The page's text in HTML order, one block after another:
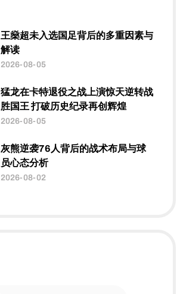
王燊超未入选国足背后的多重因素与
解读
2026-08-05
猛龙在卡特退役之战上演惊天逆转战
胜国王 打破历史纪录再创辉煌
2026-08-05
灰熊逆袭76人背后的战术布局与球
员心态分析
2026-08-02